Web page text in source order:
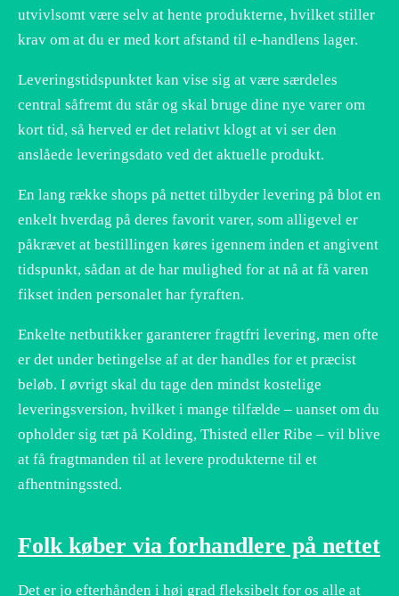
utvivlsomt være selv at hente produkterne, hvilket stiller
krav om at du er med kort afstand til e-handlens lager.
Leveringstidspunktet kan vise sig at være særdeles
central såfremt du står og skal bruge dine nye varer om
kort tid, så herved er det relativt klogt at vi ser den
anslåede leveringsdato ved det aktuelle produkt.
En lang række shops på nettet tilbyder levering på blot en
enkelt hverdag på deres favorit varer, som alligevel er
påkrævet at bestillingen køres igennem inden et angivent
tidspunkt, sådan at de har mulighed for at nå at få varen
fikset inden personalet har fyraften.
Enkelte netbutikker garanterer fragtfri levering, men ofte
er det under betingelse af at der handles for et præcist
beløb. I øvrigt skal du tage den mindst kostelige
leveringsversion, hvilket i mange tilfælde – uanset om du
opholder sig tæt på Kolding, Thisted eller Ribe – vil blive
at få fragtmanden til at levere produkterne til et
afhentningssted.
Folk køber via forhandlere på nettet
Det er jo efterhånden i høj grad fleksibelt for os alle at